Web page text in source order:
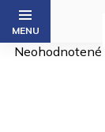
Prejsť
obsah
Priemerné
Neohodnotené